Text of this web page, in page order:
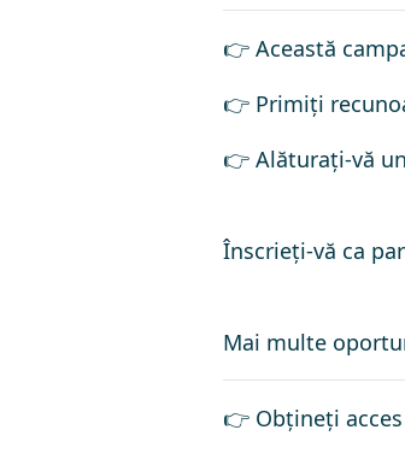
👉 Această
👉 Primiți
👉 Alăturați-vă
Înscrieți-vă ca
Mai multe
👉 Obțineți